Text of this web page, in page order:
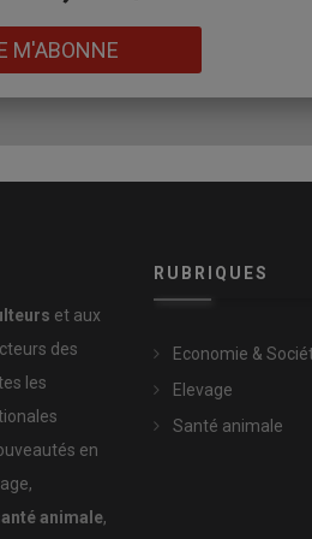
à salade et d’ultra-frais au lait de
d’augmenter la
des produits laitiers au lait de
M'ABONNE
et aux
des
les
en
animale,
RUBRIQUES
Economie &
Elevage
Santé animale